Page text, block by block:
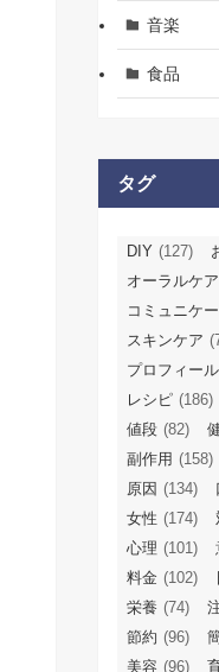
音楽
食品
タグ
DIY (127)
オーラルケア
コミュニケ
スキンケア
プロフィール
レシピ (186)
値段 (82)
副作用 (158)
原因 (134)
女性 (174)
心理 (101)
料金 (102)
栄養 (74)
節約 (96)
美容 (96)